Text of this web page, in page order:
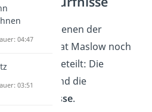
Ebenen der
hat Maslow noch
eingeteilt: Die
und die
.
04:47
03:51